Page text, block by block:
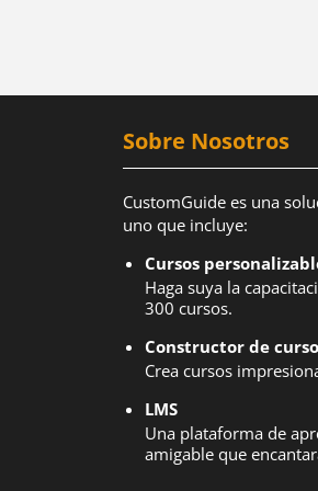
Sobre Nosotros
CustomGuide es una
uno que incluye:
Cursos
Haga suya la
300 cursos.
Constructor de
Crea cursos
LMS
Una plataforma de
amigable que